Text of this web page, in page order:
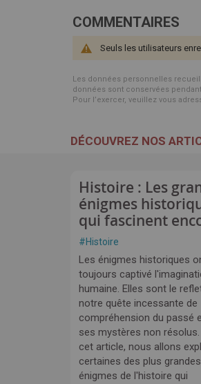
COMMENTAIRES
Seuls les utilisateurs
Les données personnelles
données sont conservées
Pour l’exercer, veuillez vous
DÉCOUVREZ NOS
Histoire : Les
énigmes
qui fascinent
#Histoire
Les énigmes historiques
toujours captivé
humaine. Elles sont le
notre quête incessante de
compréhension du passé
ses mystères non résolus.
cet article, nous allons
certaines des plus grandes
énigmes de l'histoire qui